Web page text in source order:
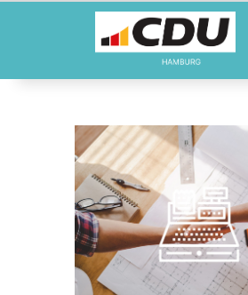
MOIN!
AKTUELLES
PARLAMENTE
KONTAKT
SPENDEN
MITGLIED WERDEN!